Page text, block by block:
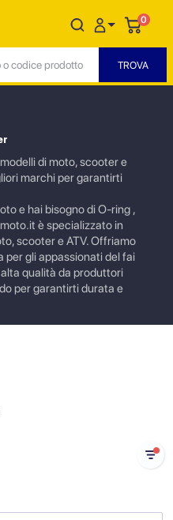
0
di moto, scooter e
marchi per garantirti
e hai bisogno di O-ring ,
è specializzato in
scooter e ATV. Offriamo
gli appassionati del fai
qualità da produttori
per garantirti durata e